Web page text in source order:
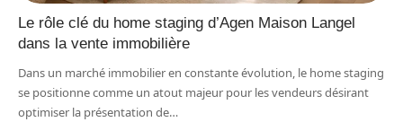
Le rôle clé du home staging d’Agen Maison Langel
dans la vente immobilière
Dans un marché immobilier en constante évolution, le home staging
se positionne comme un atout majeur pour les vendeurs désirant
optimiser la présentation de…